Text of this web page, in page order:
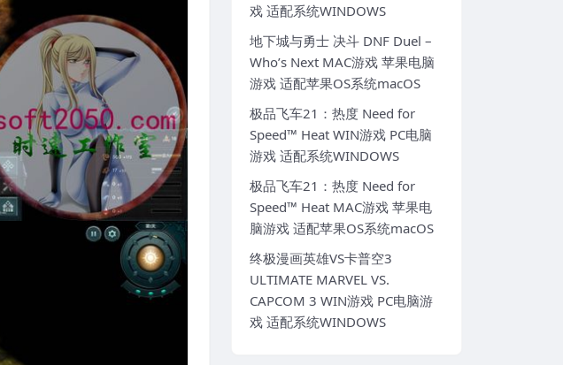
戏 适配系统WINDOWS
地下城与勇士 决斗 DNF Duel –
Who’s Next MAC游戏 苹果电脑
游戏 适配苹果OS系统macOS
极品飞车21：热度 Need for
Speed™ Heat WIN游戏 PC电脑
游戏 适配系统WINDOWS
极品飞车21：热度 Need for
Speed™ Heat MAC游戏 苹果电
脑游戏 适配苹果OS系统macOS
终极漫画英雄VS卡普空3
ULTIMATE MARVEL VS.
CAPCOM 3 WIN游戏 PC电脑游
戏 适配系统WINDOWS